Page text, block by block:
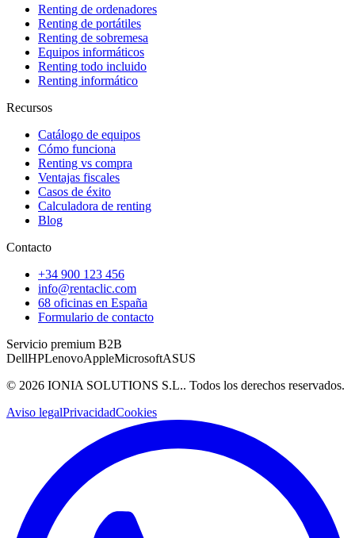
Renting de ordenadores
Renting de portátiles
Renting de sobremesa
Equipos informáticos
Renting todo incluido
Renting informático
Recursos
Catálogo de equipos
Cómo funciona
Renting vs compra
Ventajas fiscales
Casos de éxito
Calculadora de renting
Blog
Contacto
+34 900 123 456
info@rentaclic.com
68 oficinas en España
Formulario de contacto
Servicio premium B2B
DellHPLenovoAppleMicrosoftASUS
© 2026 IONIA SOLUTIONS S.L.. Todos los derechos reservados.
Aviso legalPrivacidadCookies